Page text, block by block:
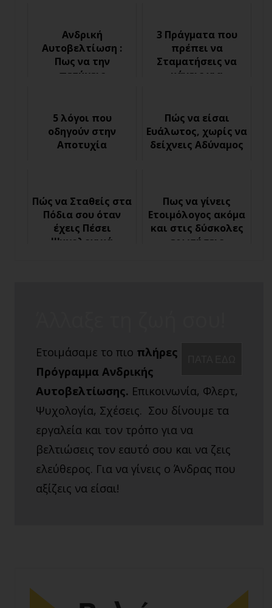
Ανδρική
Αυτοβελτίωση :
Πως να την
πετύχεις
3 Πράγματα που
πρέπει να
Σταματήσεις να
κάνεις για
5 λόγοι που
οδηγούν στην
Αποτυχία
Πώς να είσαι
Ευάλωτος, χωρίς να
δείχνεις Αδύναμος
Πώς να Σταθείς στα
Πόδια σου όταν
έχεις Πέσει
Ψυχολογικά
Πως να γίνεις
Ετοιμόλογος ακόμα
και στις δύσκολες
ερωτήσεις
Ετοιμάσαμε το πιο πλήρες
Πρόγραμμα Ανδρικής
Αυτοβελτίωσης. Επικοινωνία, Φλερτ,
Ψυχολογία, Σχέσεις. Σου δίνουμε τα
εργαλεία και τον τρόπο για να
βελτιώσεις τον εαυτό σου και να ζεις
ελεύθερος. Για να γίνεις ο Άνδρας που
αξίζεις να είσαι!